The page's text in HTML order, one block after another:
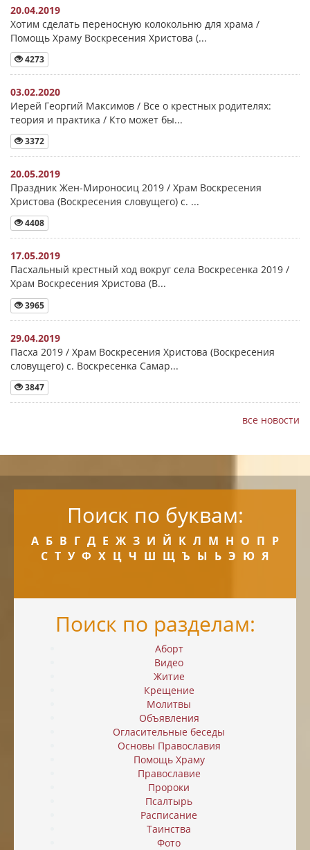
20.04.2019
Хотим сделать переносную колокольню для храма /
Помощь Храму Воскресения Христова (...
4273
03.02.2020
Иерей Георгий Максимов / Все о крестных родителях:
теория и практика / Кто может бы...
3372
20.05.2019
Праздник Жен-Мироносиц 2019 / Храм Воскресения
Христова (Воскресения словущего) с. ...
4408
17.05.2019
Пасхальный крестный ход вокруг села Воскресенка 2019 /
Храм Воскресения Христова (В...
3965
29.04.2019
Пасха 2019 / Храм Воскресения Христова (Воскресения
словущего) с. Воскресенка Самар...
3847
все новости
Поиск по буквам:
А Б В Г Д Е Ж З И Й К Л М Н О П Р
С Т У Ф Х Ц Ч Ш Щ Ъ Ы Ь Э Ю Я
Поиск по разделам:
Аборт
Видео
Житие
Крещение
Молитвы
Объявления
Огласительные беседы
Основы Православия
Помощь Храму
Православие
Пророки
Псалтырь
Расписание
Таинства
Фото